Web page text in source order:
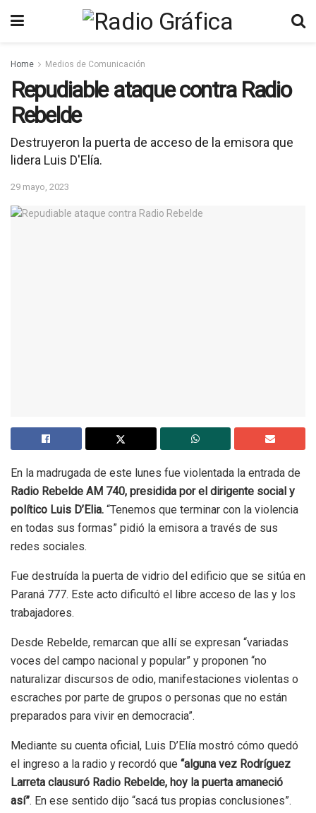
Home Medios de Comunicación
Repudiable ataque contra Radio
Rebelde
Destruyeron la puerta de acceso de la emisora que
lidera Luis D'Elía.
29 mayo, 2023
En la madrugada de este lunes fue violentada la entrada de
Radio Rebelde AM 740, presidida por el dirigente social y
político Luis D’Elia. “Tenemos que terminar con la violencia
en todas sus formas” pidió la emisora a través de sus
redes sociales.
Fue destruída la puerta de vidrio del edificio que se sitúa en
Paraná 777. Este acto dificultó el libre acceso de las y los
trabajadores.
Desde Rebelde, remarcan que allí se expresan “variadas
voces del campo nacional y popular” y proponen “no
naturalizar discursos de odio, manifestaciones violentas o
escraches por parte de grupos o personas que no están
preparados para vivir en democracia”.
Mediante su cuenta oficial, Luis D’Elía mostró cómo quedó
el ingreso a la radio y recordó que “alguna vez Rodríguez
Larreta clausuró Radio Rebelde, hoy la puerta amaneció
así”. En ese sentido dijo “sacá tus propias conclusiones”.